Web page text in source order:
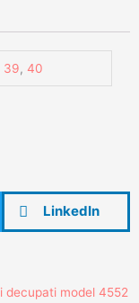
39,40
LinkedIn